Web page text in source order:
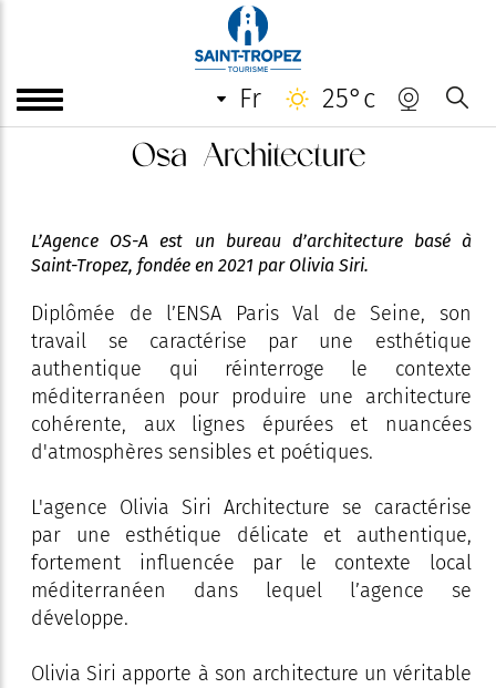
fr 25°c
Osa Architecture
L’Agence OS-A est un bureau d’architecture basé à
Saint-Tropez, fondée en 2021 par Olivia Siri.
Diplômée de l’ENSA Paris Val de Seine, son
travail se caractérise par une esthétique
authentique qui réinterroge le contexte
méditerranéen pour produire une architecture
cohérente, aux lignes épurées et nuancées
d'atmosphères sensibles et poétiques.
L'agence Olivia Siri Architecture se caractérise
par une esthétique délicate et authentique,
fortement influencée par le contexte local
méditerranéen dans lequel l’agence se
développe.
Olivia Siri apporte à son architecture un véritable